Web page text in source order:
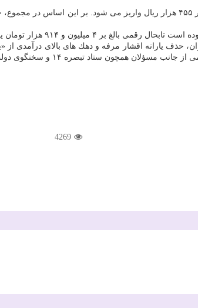
حذف یارانه اقشار مرفه و دهك های بالای درآمدی
تعداد حذف شدگان و آمار جدید یارانه بگیران عرضه نشده است.
4269